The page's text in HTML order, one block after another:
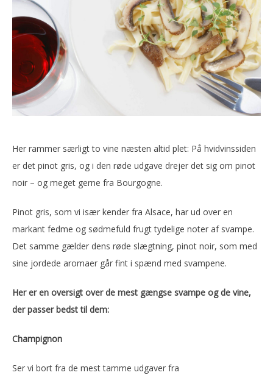
Her rammer særligt to vine næsten altid plet: På hvidvinssiden
er det pinot gris, og i den røde udgave drejer det sig om pinot
noir – og meget gerne fra Bourgogne.
Pinot gris, som vi især kender fra Alsace, har ud over en
markant fedme og sødmefuld frugt tydelige noter af svampe.
Det samme gælder dens røde slægtning, pinot noir, som med
sine jordede aromaer går fint i spænd med svampene.
Her er en oversigt over de mest gængse svampe og de vine,
der passer bedst til dem:
Champignon
Ser vi bort fra de mest tamme udgaver fra